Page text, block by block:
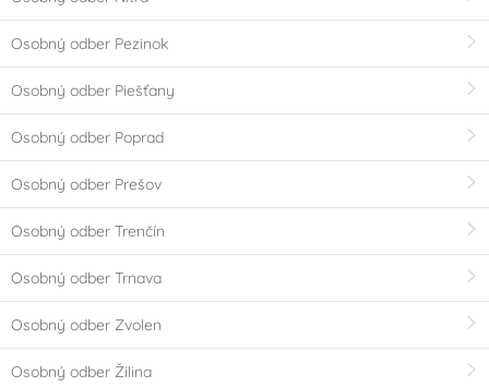
Osobný odber Pezinok
Osobný odber Piešťany
Osobný odber Poprad
Osobný odber Prešov
Osobný odber Trenčín
Osobný odber Trnava
Osobný odber Zvolen
Osobný odber Žilina